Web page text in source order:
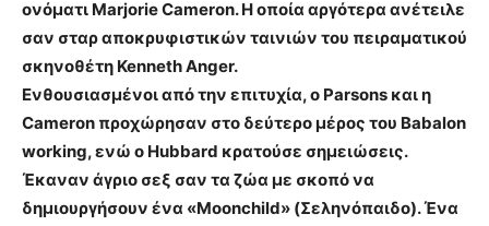
ονόματι Marjorie Cameron. Η οποία αργότερα ανέτειλε
σαν σταρ αποκρυφιστικών ταινιών του πειραματικού
σκηνοθέτη Kenneth Anger.
Ενθουσιασμένοι από την επιτυχία, ο Parsons και η
Cameron προχώρησαν στο δεύτερο μέρος του Babalon
working, ενώ ο Hubbard κρατούσε σημειώσεις.
Έκαναν άγριο σεξ σαν τα ζώα με σκοπό να
δημιουργήσουν ένα «Μoonchild» (Σεληνόπαιδο). Ένα